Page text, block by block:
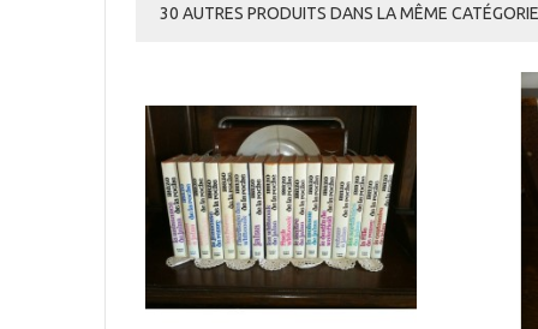
30 AUTRES PRODUITS DANS LA MÊME